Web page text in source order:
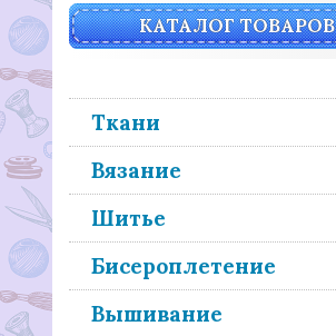
КАТАЛОГ ТОВАРОВ
Ткани
Вязание
Шитье
Бисероплетение
Вышивание